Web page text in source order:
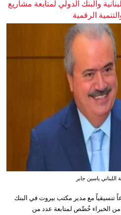
والبنك الدولي لمتابعة مشاريع
اللبناني ياسين جابر
تنسيقياً مع مدير مكتب بيروت في البنك
الخبراء خُصِّص لمتابعة عدد من